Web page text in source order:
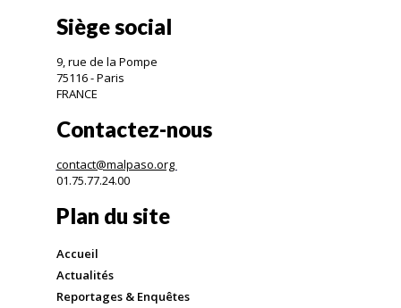
Siège social
9, rue de la Pompe
75116 - Paris
FRANCE
Contactez-nous
contact@malpaso.org
01.75.77.24.00
Plan du site
Accueil
Actualités
Reportages & Enquêtes